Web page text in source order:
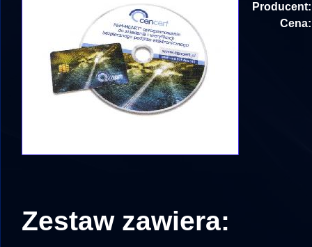
Producent:
Cena:
Zestaw zawiera: